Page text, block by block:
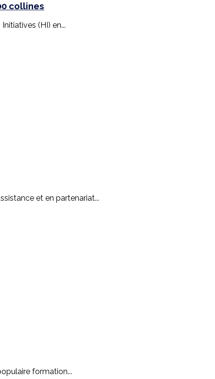
collines
(HI) en...
et en partenariat...
formation...